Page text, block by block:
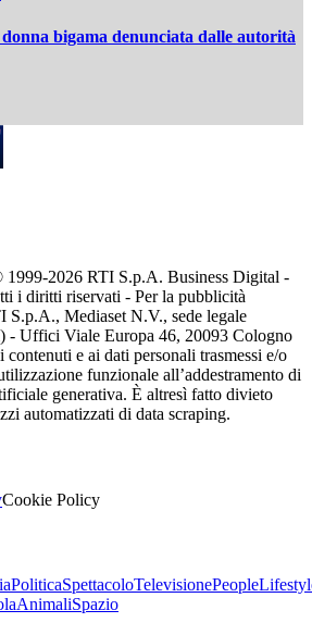
bigama denunciata dalle autorità
1999-2026 RTI S.p.A. Business Digital -
i diritti riservati - Per la pubblicità
S.p.A., Mediaset N.V., sede legale
- Uffici Viale Europa 46, 20093 Cologno
contenuti e ai dati personali trasmessi e/o
funzionale all’addestramento di
generativa. È altresì fatto divieto
automatizzati di data scraping.
Cookie Policy
PoliticaSpettacoloTelevisionePeople
AnimaliSpazio